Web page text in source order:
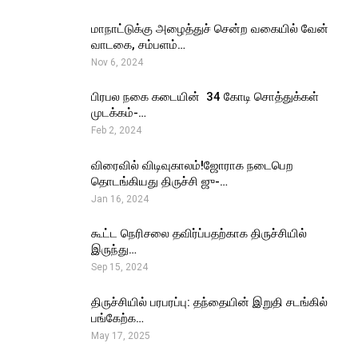
மாநாட்டுக்கு அழைத்துச் சென்ற வகையில் வேன்
வாடகை, சம்பளம்…
Nov 6, 2024
பிரபல நகை கடையின் ₹ 34 கோடி சொத்துக்கள்
முடக்கம்-…
Feb 2, 2024
விரைவில் விடிவுகாலம்!ஜோராக நடைபெற
தொடங்கியது திருச்சி ஜு-…
Jan 16, 2024
கூட்ட நெரிசலை தவிர்ப்பதற்காக திருச்சியில்
இருந்து…
Sep 15, 2024
திருச்சியில் பரபரப்பு: தந்தையின் இறுதி சடங்கில்
பங்கேற்க…
May 17, 2025